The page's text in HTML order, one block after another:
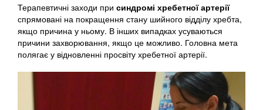
Терапевтичні заходи при синдромі хребетної артерії
спрямовані на покращення стану шийного відділу хребта,
якщо причина у ньому. В інших випадках усуваються
причини захворювання, якщо це можливо. Головна мета
полягає у відновленні просвіту хребетної артерії.